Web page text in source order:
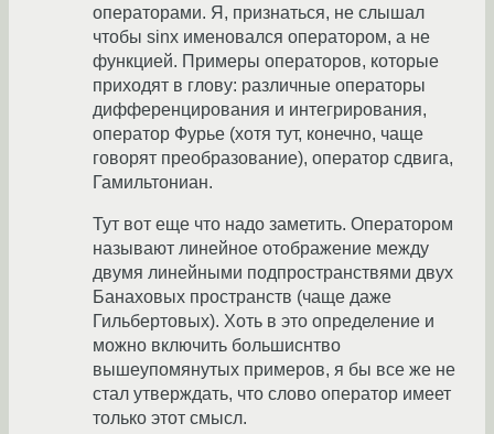
операторами. Я, признаться, не слышал
чтобы sinx именовался оператором, а не
функцией. Примеры операторов, которые
приходят в глову: различные операторы
дифференцирования и интегрирования,
оператор Фурье (хотя тут, конечно, чаще
говорят преобразование), оператор сдвига,
Гамильтониан.
Тут вот еще что надо заметить. Оператором
называют линейное отображение между
двумя линейными подпространствями двух
Банаховых пространств (чаще даже
Гильбертовых). Хоть в это определение и
можно включить большиснтво
вышеупомянутых примеров, я бы все же не
стал утверждать, что слово оператор имеет
только этот смысл.